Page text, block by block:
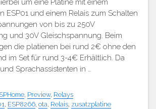
um eine Platine mit einem
ESP01 und einem Relais zum Schalten
von bis zu 250V
und 30V Gleischspannung. Beim
die platienen bei rund 2€ ohne den
im Set für rund 3-4€ Erhältlich. Da
Sprachassistenten in …
, Preview, Relays
, ESP8266, ota, Relais, zusatzplatine